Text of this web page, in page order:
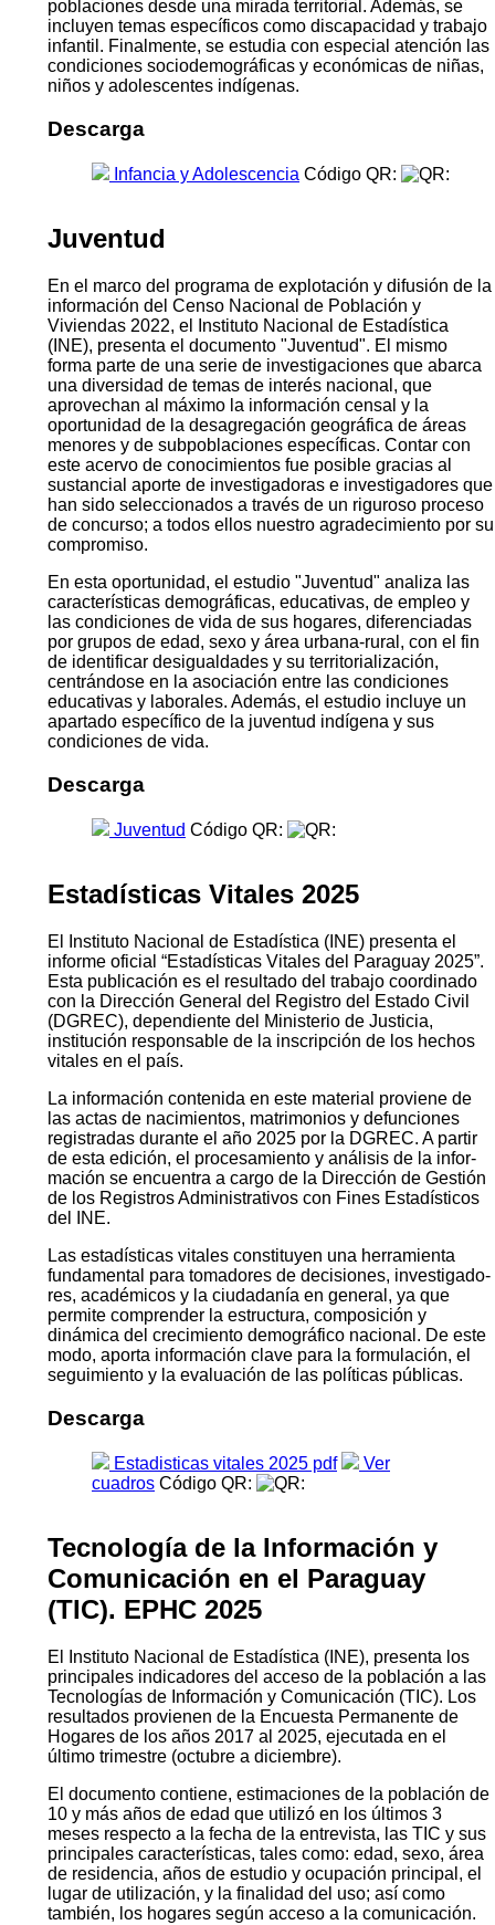
poblaciones desde una mirada territorial. Además, se
incluyen temas específicos como discapacidad y trabajo
infantil. Finalmente, se estudia con especial atención las
condiciones sociodemográficas y económicas de niñas,
niños y adolescentes indígenas.
Descarga
Infancia y Adolescencia Código QR:
Juventud
En el marco del programa de explotación y difusión de la
información del Censo Nacional de Población y
Viviendas 2022, el Instituto Nacional de Estadística
(INE), presenta el documento "Juventud". El mismo
forma parte de una serie de investigaciones que abarca
una diversidad de temas de interés nacional, que
aprovechan al máximo la información censal y la
oportunidad de la desagregación geográfica de áreas
menores y de subpoblaciones específicas. Contar con
este acervo de conocimientos fue posible gracias al
sustancial aporte de investigadoras e investigadores que
han sido seleccionados a través de un riguroso proceso
de concurso; a todos ellos nuestro agradecimiento por su
compromiso.
En esta oportunidad, el estudio "Juventud" analiza las
características demográficas, educativas, de empleo y
las condiciones de vida de sus hogares, diferenciadas
por grupos de edad, sexo y área urbana-rural, con el fin
de identificar desigualdades y su territorialización,
centrándose en la asociación entre las condiciones
educativas y laborales. Además, el estudio incluye un
apartado específico de la juventud indígena y sus
condiciones de vida.
Descarga
Juventud Código QR:
Estadísticas Vitales 2025
El Instituto Nacional de Estadística (INE) presenta el
informe oficial “Estadísticas Vitales del Paraguay 2025”.
Esta publicación es el resultado del trabajo coordinado
con la Dirección General del Registro del Estado Civil
(DGREC), dependiente del Ministerio de Justicia,
institución responsable de la inscripción de los hechos
vitales en el país.
La información contenida en este material proviene de
las actas de nacimientos, matrimonios y defunciones
registradas durante el año 2025 por la DGREC. A partir
de esta edición, el procesamiento y análisis de la infor­
mación se encuentra a cargo de la Dirección de Gestión
de los Registros Administrativos con Fines Estadísticos
del INE.
Las estadísticas vitales constituyen una herramienta
fundamental para tomadores de decisiones, investigado­
res, académicos y la ciudadanía en general, ya que
permite comprender la estructura, composición y
dinámica del crecimiento demográfico nacional. De este
modo, aporta información clave para la formulación, el
segui­miento y la evaluación de las políticas públicas.
Descarga
Estadisticas vitales 2025 pdf
Ver
cuadros Código QR:
Tecnología de la Información y
Comunicación en el Paraguay
(TIC). EPHC 2025
El Instituto Nacional de Estadística (INE), presenta los
principales indicadores del acceso de la población a las
Tecnologías de Información y Comunicación (TIC). Los
resultados provienen de la Encuesta Permanente de
Hogares de los años 2017 al 2025, ejecutada en el
último trimestre (octubre a diciembre).
El documento contiene, estimaciones de la población de
10 y más años de edad que utilizó en los últimos 3
meses respecto a la fecha de la entrevista, las TIC y sus
principales características, tales como: edad, sexo, área
de residencia, años de estudio y ocupación principal, el
lugar de utilización, y la finalidad del uso; así como
también, los hogares según acceso a la comunicación.